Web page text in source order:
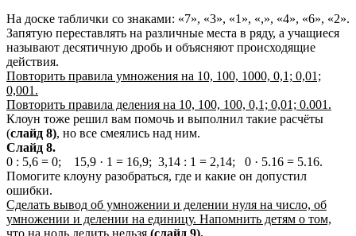
На доске таблички со знаками: «7», «3», «1», «,», «4», «6», «2».
Запятую переставлять на различные места в ряду, а учащиеся
называют десятичную дробь и объясняют происходящие
действия.
Повторить правила умножения на 10, 100, 1000, 0,1; 0,01;
0,001.
Повторить правила деления на 10, 100, 100, 0,1; 0,01; 0.001.
Клоун тоже решил вам помочь и выполнил такие расчёты
(слайд 8), но все смеялись над ним.
Слайд 8.
0 : 5,6 = 0; 15,9 · 1 = 16,9; 3,14 : 1 = 2,14; 0 · 5.16 = 5.16.
Помогите клоуну разобраться, где и какие он допустил
ошибки.
Сделать вывод об умножении и делении нуля на число, об
умножении и делении на единицу. Напомнить детям о том,